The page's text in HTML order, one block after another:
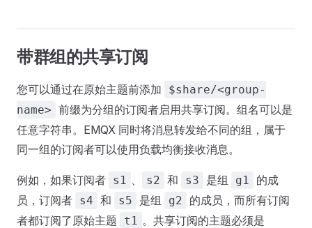
带群组的共享订阅
您可以通过在原始主题前添加
$share/<group-
name> 前缀为分组的订阅者启用共享订阅。组名可以是
任意字符串。EMQX 同时将消息转发给不同的组，属于
同一组的订阅者可以使用负载均衡接收消息。
例如，如果订阅者 s1 、 s2 和 s3 是组 g1
的成
员，订阅者 s4 和 s5 是组 g2
的成员，而所有订阅
者都订阅了原始主题
t1 。共享订阅的主题必须是